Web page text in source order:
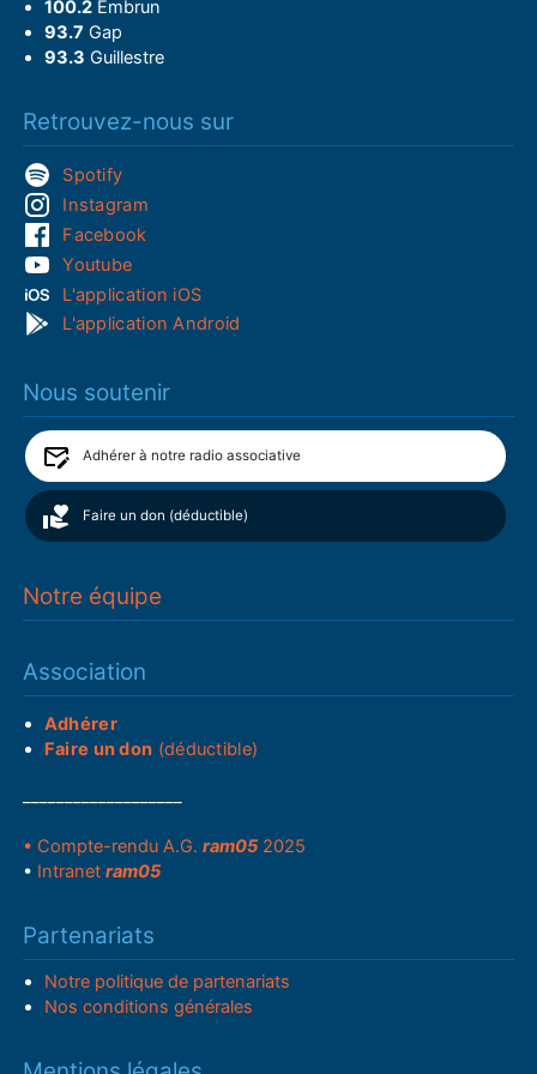
100.2Embrun
93.7 Gap
93.3 Guillestre
Retrouvez-nous sur
Spotify
Instagram
Facebook
Youtube
L'application iOS
L'application Android
Nous soutenir
Adhérer à notre radio associative
Faire un don (déductible)
Notre équipe
Association
Adhérer
Faire un don (déductible)
• Compte-rendu A.G.ram05 2025
• Intranetram05
Partenariats
Notre politique de partenariats
Nos conditions générales